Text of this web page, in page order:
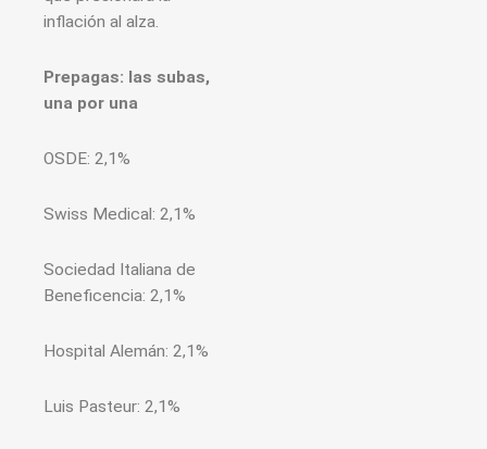
inflación al alza.
Prepagas: las subas,
una por una
OSDE: 2,1%
Swiss Medical: 2,1%
Sociedad Italiana de
Beneficencia: 2,1%
Hospital Alemán: 2,1%
Luis Pasteur: 2,1%